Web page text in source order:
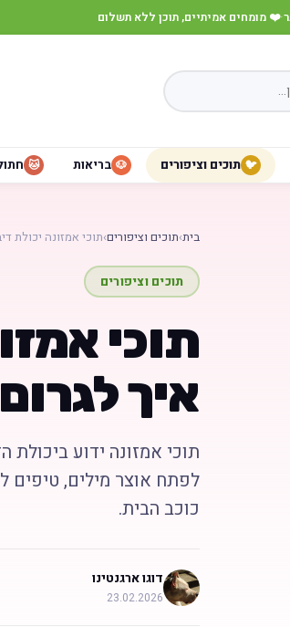
·❤️ מומחים אמיתיים, תוכן ללא תשלום
🐦 תוכים וציפורים 🐶 בריאות 🐱
בית›תוכים וציפורים›תוכי אמזונה יכולת
תוכים וציפורים
תוכי
איך
תוכי אמזונה ידוע
לפתח אוצר מילים, טיפים
כוכב הבית.
דוגו ארגנטינו
23.02.2026